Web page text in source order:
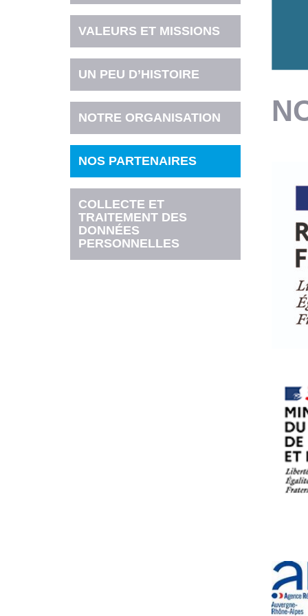
VALEURS ET MISSIONS
UN PEU D’HISTOIRE
NOTRE ORGANISATION
NOS PARTENAIRES
COLLECTE ET
TRAITEMENT DES
DONNÉES
PERSONNELLES